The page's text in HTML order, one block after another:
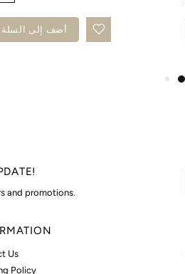
أضف إلى السلة
and promotions.
Us
Policy